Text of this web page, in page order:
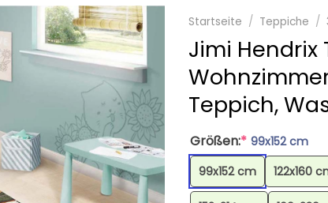
Startseite / Teppiche /
Jimi Hendrix
Teppich,
Größen:* 99x152 cm
99x152 cm
122x160